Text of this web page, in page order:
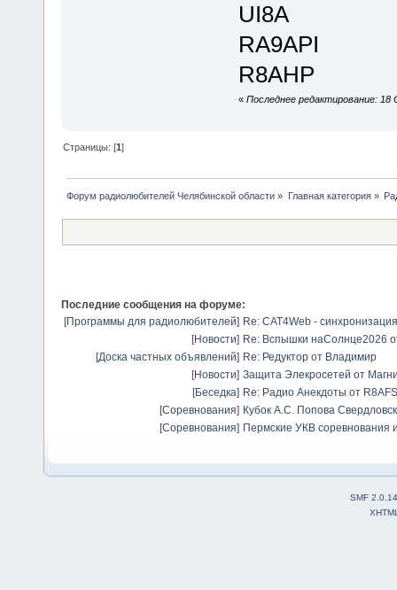
UI8A
RA9API
R8AHP
« Последнее редактирование: 18
Страницы: [1]
Форум радиолюбителей Челябинской области » Главная категория»
Последние сообщения на форуме:
[Программы для радиолюбителей] Re: CAT4Web -
[Новости] Re: Вспышки наСолнце2026
[Доска частных объявлений] Re: Редуктор от Владимир
[Новости] Защита Элекросетей от
[Беседка] Re: Радио Анекдоты от R8AFS
[Соревнования] Кубок А.С. Попова
[Соревнования] Пермские УКВ соревнования
SMF 2.0.14